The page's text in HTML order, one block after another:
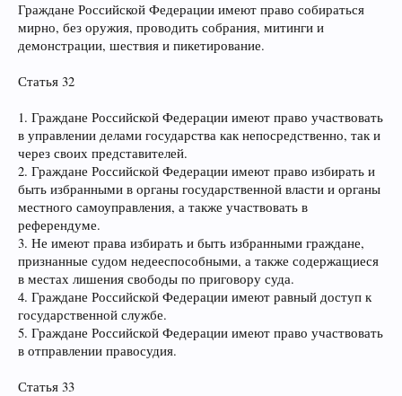
Граждане Российской Федерации имеют право собираться
мирно, без оружия, проводить собрания, митинги и
демонстрации, шествия и пикетирование.
Статья 32
1. Граждане Российской Федерации имеют право участвовать
в управлении делами государства как непосредственно, так и
через своих представителей.
2. Граждане Российской Федерации имеют право избирать и
быть избранными в органы государственной власти и органы
местного самоуправления, а также участвовать в
референдуме.
3. Не имеют права избирать и быть избранными граждане,
признанные судом недееспособными, а также содержащиеся
в местах лишения свободы по приговору суда.
4. Граждане Российской Федерации имеют равный доступ к
государственной службе.
5. Граждане Российской Федерации имеют право участвовать
в отправлении правосудия.
Статья 33